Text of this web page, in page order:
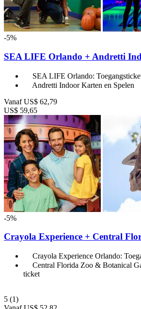
-5%
SEA LIFE Orlando + Andretti
SEA LIFE Orlando:
Andretti Indoor Karten en Spelen
Vanaf US$ 62,79
US$ 59,65
-5%
Crayola Experience + Central
Crayola Experience Orlando:
Central Florida Zoo & Botanical
ticket
5 (1)